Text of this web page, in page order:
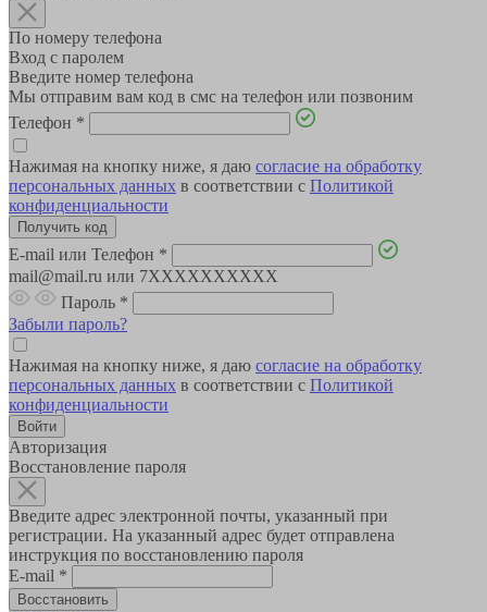
По номеру телефона
Вход с паролем
Введите номер телефона
Мы отправим вам код в смс на телефон или позвоним
Телефон *
Нажимая на кнопку ниже, я даю согласие на обработку
персональных данных в соответствии с Политикой
конфиденциальности
E-mail или Телефон *
mail@mail.ru или 7XXXXXXXXXX
Пароль *
Забыли пароль?
Нажимая на кнопку ниже, я даю согласие на обработку
персональных данных в соответствии с Политикой
конфиденциальности
Авторизация
Восстановление пароля
Введите адрес электронной почты, указанный при
регистрации. На указанный адрес будет отправлена
инструкция по восстановлению пароля
E-mail *